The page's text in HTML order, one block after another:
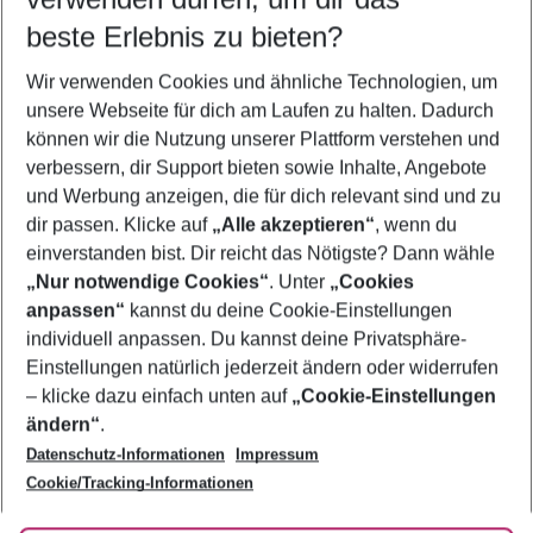
5-8 Nächte
2 Erwachsene Keine Kinder
Mehr Filter anzeigen
Footer
Footer navigation
Über uns
AGB
Bestpreisgarantie
Cookie-Einstellungen ändern
Cookie-Richtlinie
Agenturbetreuung
Barrierefreies Reisen
Folge uns
beste Erlebnis zu bieten?
Wir verwenden Cookies und ähnliche Technologien, um
unsere Webseite für dich am Laufen zu halten. Dadurch
können wir die Nutzung unserer Plattform verstehen und
verbessern, dir Support bieten sowie Inhalte, Angebote
und Werbung anzeigen, die für dich relevant sind und zu
dir passen. Klicke auf „Alle akzeptieren“, wenn du
einverstanden bist. Dir reicht das Nötigste? Dann wähle
„Nur notwendige Cookies“. Unter „Cookies
anpassen“ kannst du deine Cookie-Einstellungen
individuell anpassen. Du kannst deine Privatsphäre-
Einstellungen natürlich jederzeit ändern oder widerrufen
– klicke dazu einfach unten auf „Cookie-Einstellungen
ändern“.
Datenschutz-Informationen
Impressum
Cookie/Tracking-Informationen